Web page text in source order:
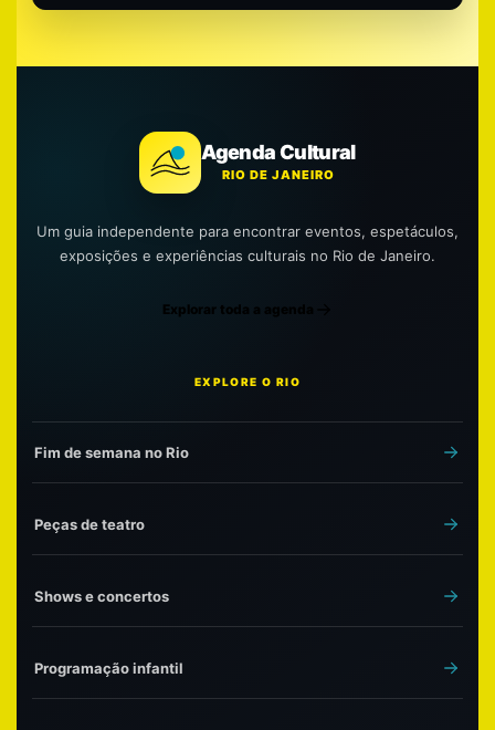
Agenda Cultural
RIO DE JANEIRO
Um guia independente para encontrar eventos, espetáculos,
exposições e experiências culturais no Rio de Janeiro.
Explorar toda a agenda
EXPLORE O RIO
Fim de semana no Rio
Peças de teatro
Shows e concertos
Programação infantil